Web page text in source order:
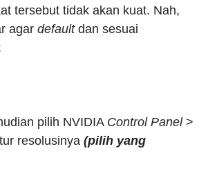
tersebut tidak akan kuat. Nah,
agar defaultdan sesuai
pilih NVIDIA Control Panel>
resolusinya (pilih yang